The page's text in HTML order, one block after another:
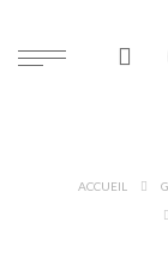
ACCUEIL